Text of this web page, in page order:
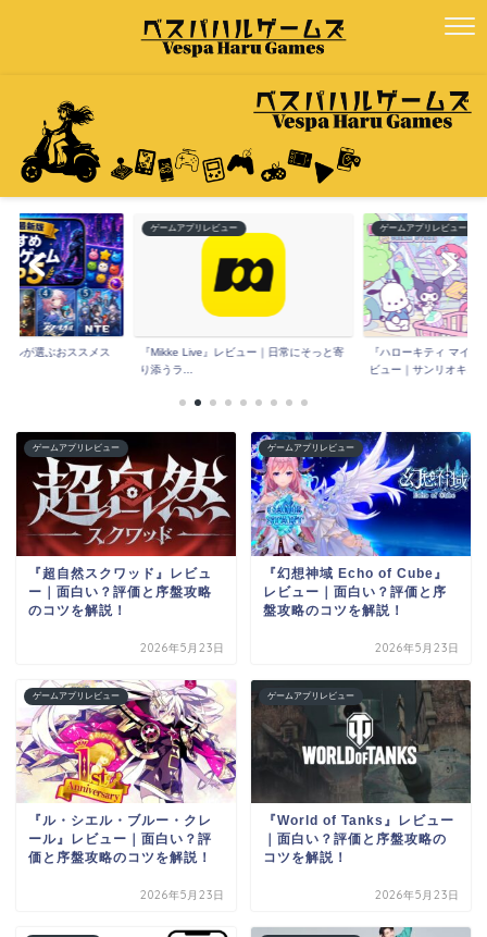
ルが選ぶおススメス
ゲームアプリレビュー
『Mikke Live』レビュー｜日常にそっと寄
り添うラ...
ゲームアプリレビュー
『ハローキティ マイド
ビュー｜サンリオキ...
ゲームアプリレビュー
『超自然スクワッド』レビュ
ー｜面白い？評価と序盤攻略
のコツを解説！
2026年5月23日
ゲームアプリレビュー
『幻想神域 Echo of Cube』
レビュー｜面白い？評価と序
盤攻略のコツを解説！
2026年5月23日
ゲームアプリレビュー
『ル・シエル・ブルー・クレ
ール』レビュー｜面白い？評
価と序盤攻略のコツを解説！
2026年5月23日
ゲームアプリレビュー
『World of Tanks』レビュー
｜面白い？評価と序盤攻略の
コツを解説！
2026年5月23日